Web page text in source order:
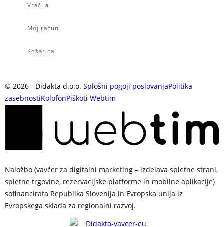
Vračila
Moj račun
Košarica
© 2026 - Didakta d.o.o. Splošni pogoji poslovanjaPolitika
zasebnostiKolofonPiškoti Webtim
Naložbo (vavčer za digitalni marketing – izdelava spletne strani,
spletne trgovine, rezervacijske platforme in mobilne aplikacije)
sofinancirata Republika Slovenija in Evropska unija iz
Evropskega sklada za regionalni razvoj.